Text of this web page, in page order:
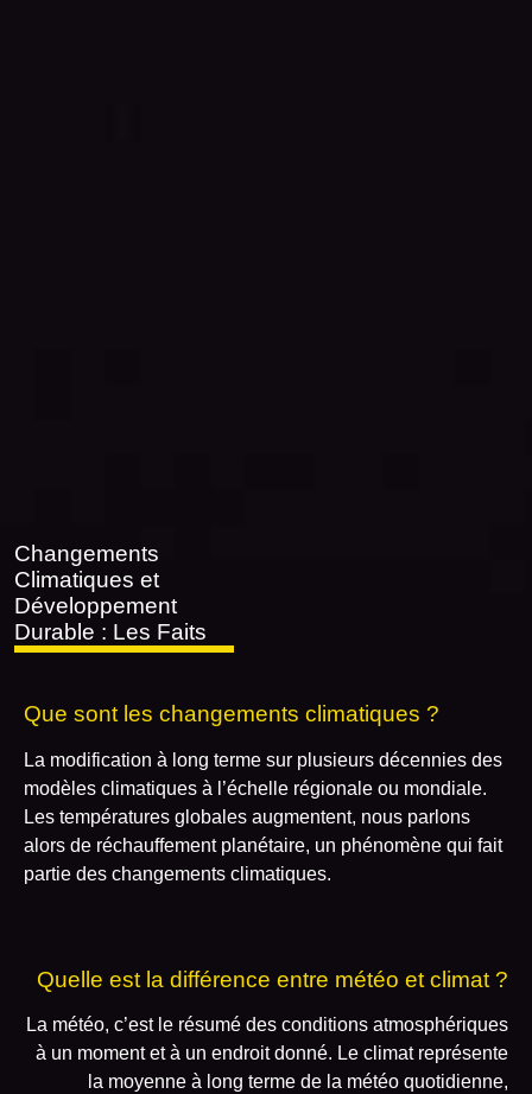
Changements
Climatiques et
Développement
Durable : Les Faits
Que sont les changements climatiques ?
La modification à long terme sur plusieurs décennies des
modèles climatiques à l’échelle régionale ou mondiale.
Les températures globales augmentent, nous parlons
alors de réchauffement planétaire, un phénomène qui fait
partie des changements climatiques.
Quelle est la différence entre météo et climat ?
La météo, c’est le résumé des conditions atmosphériques
à un moment et à un endroit donné. Le climat représente
la moyenne à long terme de la météo quotidienne,